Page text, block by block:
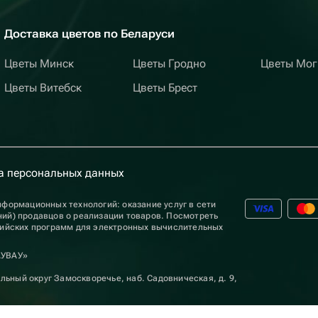
Доставка цветов по Беларуси
Цветы Минск
Цветы Витебск
Цветы Гродно
Цветы Брест
Цветы
персональных данных
технологий: оказание услуг в сети
продавцов о реализации товаров. Посмотреть
программ для электронных вычислительных
округ Замоскворечье, наб. Садовническая, д. 9,